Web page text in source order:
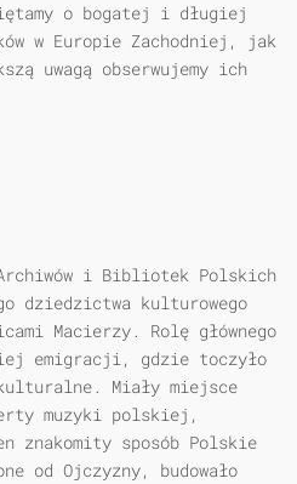
o bogatej i długiej
w Europie Zachodniej, jak
uwagą obserwujemy ich
Archiwów i Bibliotek Polskich
dziedzictwa kulturowego
Macierzy. Rolę głównego
emigracji, gdzie toczyło
Miały miejsce
muzyki polskiej,
znakomity sposób Polskie
od Ojczyzny, budowało